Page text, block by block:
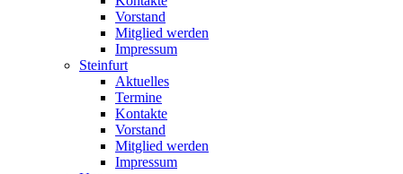
Vorstand
Mitglied werden
Impressum
Steinfurt
Aktuelles
Termine
Kontakte
Vorstand
Mitglied werden
Impressum